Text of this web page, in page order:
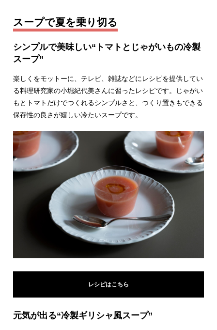
スープで夏を乗り切る
シンプルで美味しい“トマトとじゃがいもの冷製
スープ”
楽しくをモットーに、テレビ、雑誌などにレシピを提供してい
る料理研究家の小堀紀代美さんに習ったレシピです。じゃがい
もとトマトだけでつくれるシンプルさと、つくり置きもできる
保存性の良さが嬉しい冷たいスープです。
レシピはこちら
元気が出る“冷製ギリシャ風スープ”